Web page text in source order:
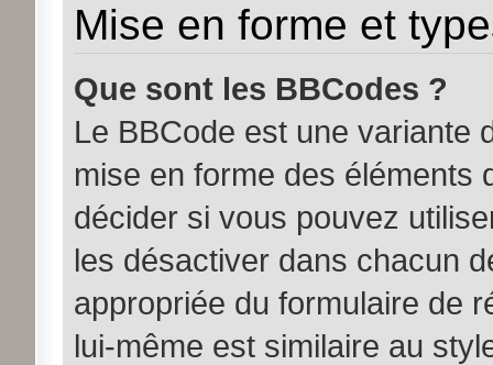
Mise en forme et
Que sont les BBCodes ?
Le BBCode est une variante
mise en forme des éléments
décider si vous pouvez
les désactiver dans chacun
appropriée du formulaire de
lui-même est similaire au